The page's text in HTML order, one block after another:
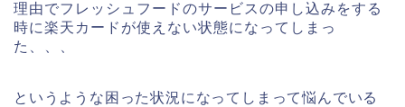
理由でフレッシュフードのサービスの申し込みをする
時に楽天カードが使えない状態になってしまっ
た、、、
というような困った状況になってしまって悩んでいる